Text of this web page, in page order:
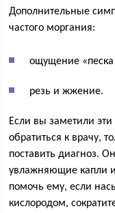
Дополнительные
частого моргания:
ощущение
резь и жжение.
Если вы заметили
обратиться к врачу,
поставить диагноз.
увлажняющие капли
помочь ему, если
кислородом,